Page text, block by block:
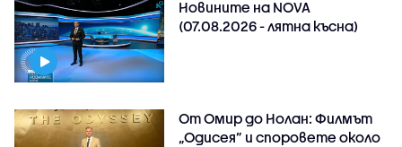
Новините на NOVA
(07.08.2026 - лятна късна)
От Омир до Нолан: Филмът
„Одисея” и споровете около